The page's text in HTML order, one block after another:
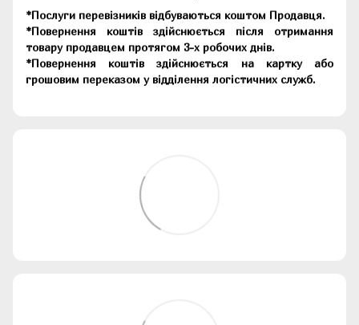
*Послуги перевізників відбуваються коштом Продавця.
*Повернення коштів здійснюється після отримання
товару продавцем протягом 3-х робочих днів.
*Повернення коштів здійснюється на картку або
грошовим переказом у відділення логістичних служб.